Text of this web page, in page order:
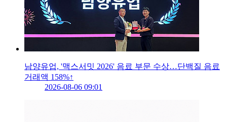
남양유업, '맥스서밋 2026' 음료 부문 수상…단백질 음료
거래액 158%↑
2026-08-06 09:01